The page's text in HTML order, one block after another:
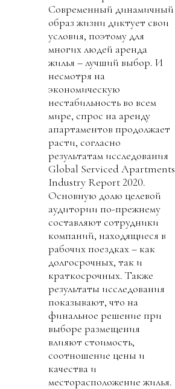
Современный динамичный
образ жизни диктует свои
условия, поэтому для
многих людей аренда
жилья – лучший выбор. И
несмотря на
экономическую
нестабильность во всем
мире, спрос на аренду
апартаментов продолжает
расти, согласно
результатам исследования
Global Serviced Apartments
Industry Report 2020.
Основную долю целевой
аудитории по-прежнему
составляют сотрудники
компаний, находящиеся в
рабочих поездках – как
долгосрочных, так и
краткосрочных. Также
результаты исследования
показывают, что на
финальное решение при
выборе размещения
влияют стоимость,
соотношение цены и
качества и
месторасположение жилья.